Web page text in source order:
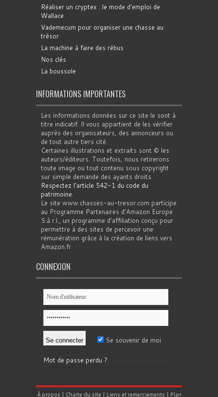
Réaliser un cryptex : le mode d'emploi de
Wallace
Vademecum pour organiser une chasse au
trésor
La machine à faire des rébus
Nos clés
La boussole
INFORMATIONS IMPORTANTES
Les informations données sur ce site le sont à
titre indicatif. Il vous appartient de les vérifier
auprès des organisateurs, des annonceurs ou
de tout autre tiers cité.
Certaines illustrations et extraits sont © les
auteurs/éditeurs. Toutefois, nous retirerons
toute image ou tout contenu sous copyright
sur simple demande des ayants droits.
Respectez l'article 542-1 du code du
patrimoine.
Le site www.chasses-au-tresor.com participe
au Programme Partenaires d’Amazon Europe
S.à r.l., un programme d’affiliation conçu pour
permettre à des sites de percevoir une
rémunération grâce à la création de liens vers
Amazon.fr
CONNEXION
Se souvenir de moi
Mot de passe perdu ?
À propos | Charte du site | Liens et remerciements | Plan